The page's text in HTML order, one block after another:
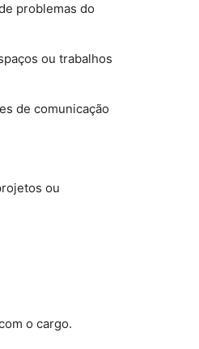
problemas do
ou trabalhos
de comunicação
ou
o cargo.